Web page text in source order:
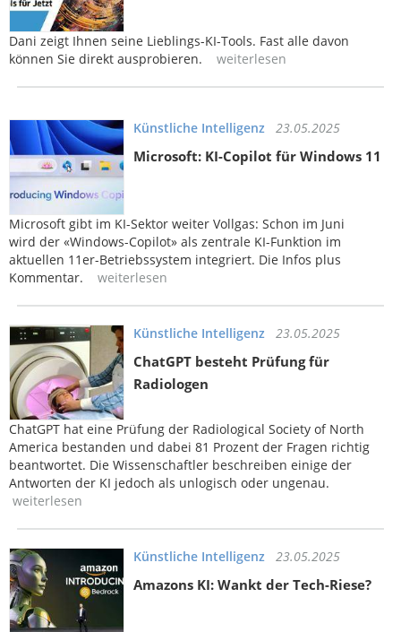
Dani zeigt Ihnen seine Lieblings-KI-Tools. Fast alle davon
können Sie direkt ausprobieren.
weiterlesen
Künstliche Intelligenz 23.05.2025
Microsoft: KI-Copilot für Windows 11
Microsoft gibt im KI-Sektor weiter Vollgas: Schon im Juni
wird der «Windows-Copilot» als zentrale KI-Funktion im
aktuellen 11er-Betriebssystem integriert. Die Infos plus
Kommentar.
weiterlesen
Künstliche Intelligenz 23.05.2025
ChatGPT besteht Prüfung für
Radiologen
ChatGPT hat eine Prüfung der Radiological Society of North
America bestanden und dabei 81 Prozent der Fragen richtig
beantwortet. Die Wissenschaftler beschreiben einige der
Antworten der KI jedoch als unlogisch oder ungenau.
weiterlesen
Künstliche Intelligenz 23.05.2025
Amazons KI: Wankt der Tech-Riese?